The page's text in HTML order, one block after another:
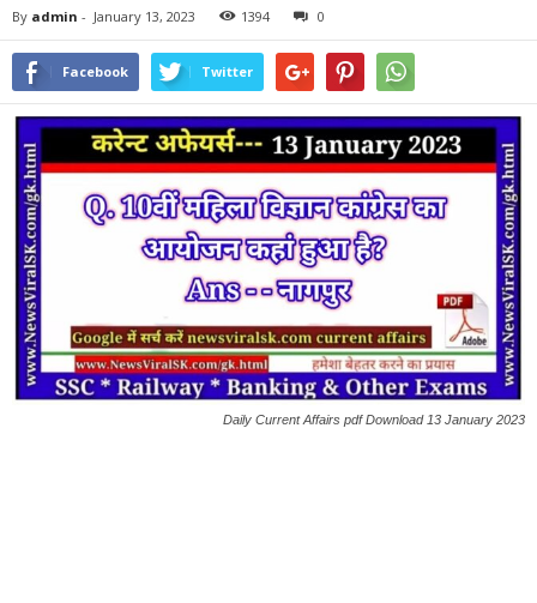
By admin - January 13, 2023 1394 0
Facebook Twitter
Daily Current Affairs pdf Download 13 January 2023